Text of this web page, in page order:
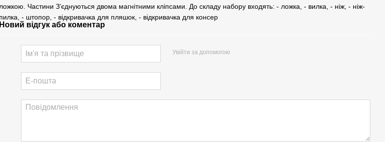
ложкою. Частини З’єднуються двома магнітними кліпсами. До складу набору входять: - ложка, - вилка, - ніж, - ніж-
пилка, - штопор, - відкривачка для пляшок, - відкривачка для консер
Новий відгук або коментар
Увійти за допомогою